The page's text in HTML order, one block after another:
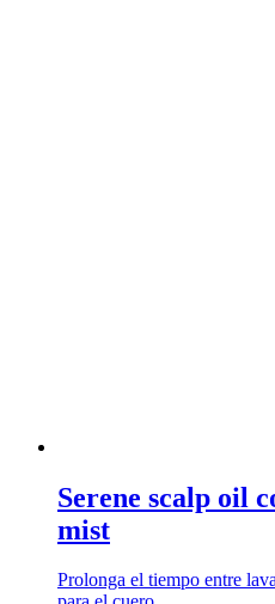
Serene scalp oil
mist
Prolonga el tiempo entre